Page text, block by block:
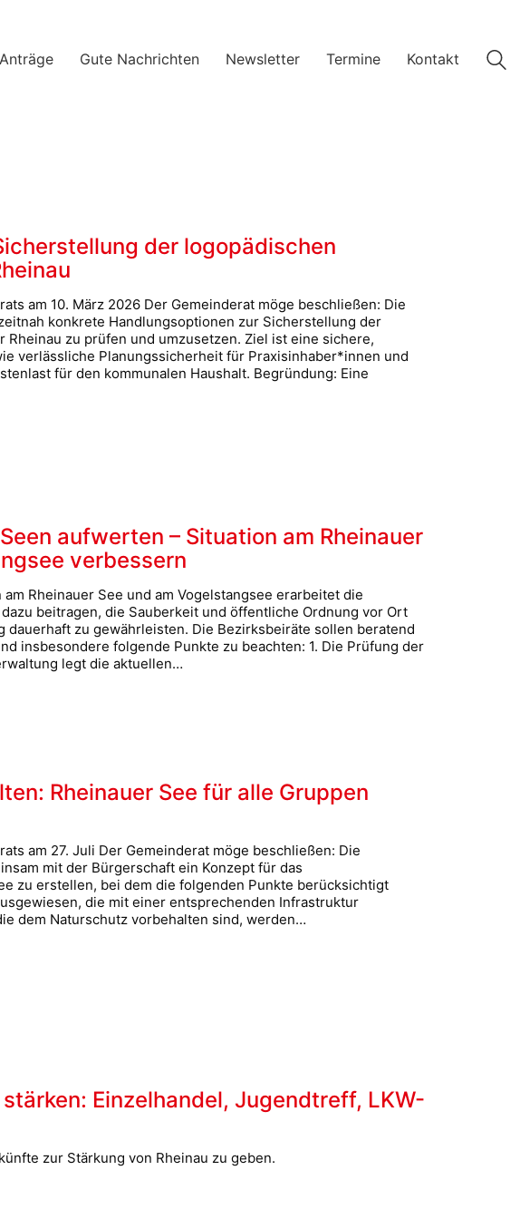
Anträge Gute Nachrichten Newsletter Termine Kontakt
der logopädischen
am 10. März 2026 Der Gemeinderat möge beschließen: Die
konkrete Handlungsoptionen zur Sicherstellung der
Rheinau zu prüfen und umzusetzen. Ziel ist eine sichere,
verlässliche Planungssicherheit für Praxisinhaber*innen und
für den kommunalen Haushalt. Begründung: Eine
aufwerten – Situation am Rheinauer
verbessern
Rheinauer See und am Vogelstangsee erarbeitet die
beitragen, die Sauberkeit und öffentliche Ordnung vor Ort
dauerhaft zu gewährleisten. Die Bezirksbeiräte sollen beratend
insbesondere folgende Punkte zu beachten: 1. Die Prüfung der
legt die aktuellen…
Rheinauer See für alle Gruppen
am 27. Juli Der Gemeinderat möge beschließen: Die
mit der Bürgerschaft ein Konzept für das
zu erstellen, bei dem die folgenden Punkte berücksichtigt
die mit einer entsprechenden Infrastruktur
dem Naturschutz vorbehalten sind, werden…
Einzelhandel, Jugendtreff, LKW-
zur Stärkung von Rheinau zu geben.